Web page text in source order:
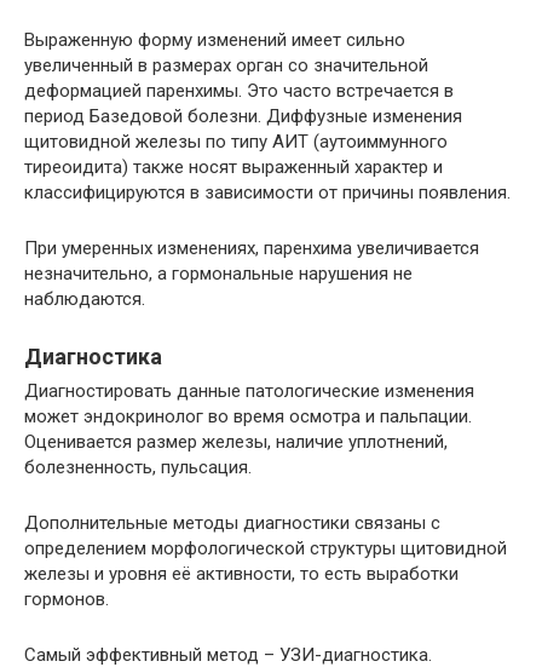
Выраженную форму изменений имеет сильно
увеличенный в размерах орган со значительной
деформацией паренхимы. Это часто встречается в
период Базедовой болезни. Диффузные изменения
щитовидной железы по типу АИТ (аутоиммунного
тиреоидита) также носят выраженный характер и
классифицируются в зависимости от причины появления.
При умеренных изменениях, паренхима увеличивается
незначительно, а гормональные нарушения не
наблюдаются.
Диагностика
Диагностировать данные патологические изменения
может эндокринолог во время осмотра и пальпации.
Оценивается размер железы, наличие уплотнений,
болезненность, пульсация.
Дополнительные методы диагностики связаны с
определением морфологической структуры щитовидной
железы и уровня её активности, то есть выработки
гормонов.
Самый эффективный метод – УЗИ-диагностика.